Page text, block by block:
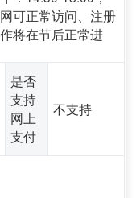
可正常访问、注册
将在节后正常进
是否
支持
网上
支付
不支持